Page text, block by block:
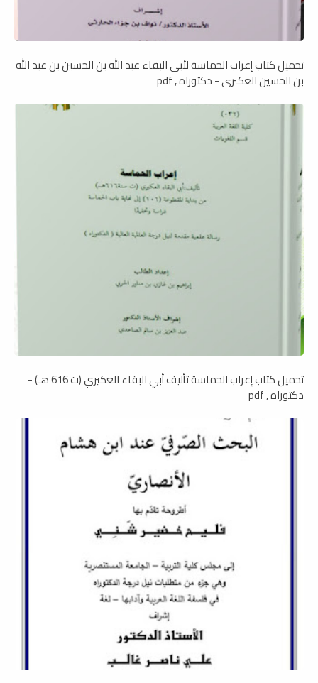
تحميل كتاب إعراب الحماسة لأبى البقاء عبد الله بن الحسين بن عبد الله
بن الحسين العكبرى - دكتوراه , pdf
تحميل كتاب إعراب الحماسة تأليف أبي البقاء العكيري (ت 616 هـ) -
دكتوراه , pdf